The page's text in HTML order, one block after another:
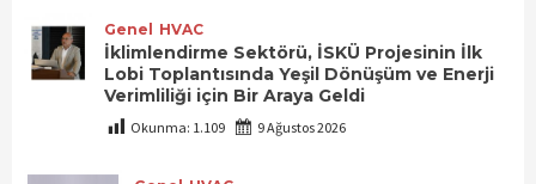
Genel HVAC
İklimlendirme Sektörü, İSKÜ Projesinin İlk
Lobi Toplantısında Yeşil Dönüşüm ve Enerji
Verimliliği için Bir Araya Geldi
Okunma: 1.109 9 Ağustos 2026